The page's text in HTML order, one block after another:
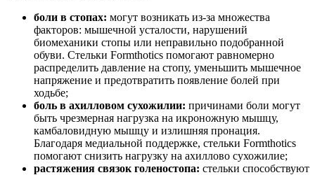
боли в стопах: могут возникать из-за множества
факторов: мышечной усталости, нарушений
биомеханики стопы или неправильно подобранной
обуви. Стельки Formthotics помогают равномерно
распределить давление на стопу, уменьшить мышечное
напряжение и предотвратить появление болей при
ходьбе;
боль в ахилловом сухожилии: причинами боли могут
быть чрезмерная нагрузка на икроножную мышцу,
камбаловидную мышцу и излишняя пронация.
Благодаря медиальной поддержке, стельки Formthotics
помогают снизить нагрузку на ахиллово сухожилие;
растяжения связок голеностопа: стельки способствуют